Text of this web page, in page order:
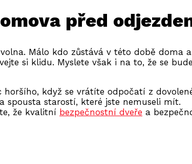
před
Málo kdo zůstává v této době doma
si klidu. Myslete však i na to, že se
když se vrátíte odpočatí z
spousta starostí, které jste nemuseli mít.
že kvalitní bezpečnostní dveře a